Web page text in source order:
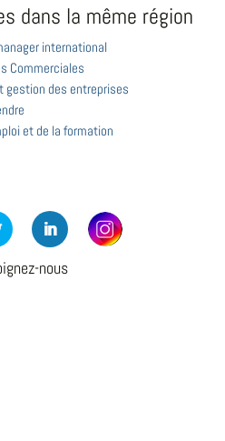
dans la même région
international
Commerciales
gestion des entreprises
et de la formation
nous